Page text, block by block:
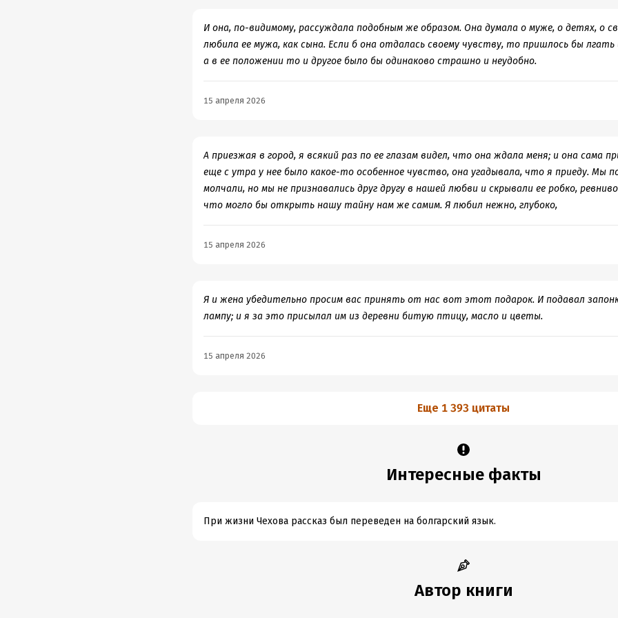
также подтолкнула его к самоотчуждению и бегству от реальности в футляр. Беликова
затянувшаяся депрессия, самостоятельно справиться с которой его психика,
с гипертрофированной тревожностью, оказывается не в состоянии. Такому человеку для
глубинных причин его психологической декомпенсированности, безусловно, требуется
эмоциональной сферы, у него не остается, так как она вся уходит на создание и
«Ах, свобода, свобода! Даже намёк, даже слабая надежда на её возможность даёт
ли?»(А.П.Чехов «Человек в футляре»).
И она, по-видимому, рассуждала подобным же образом. Она думала о муже, о детях, о
любила ее мужа, как сына. Если б она отдалась своему чувству, то пришлось бы лгать
а в ее положении то и другое было бы одинаково страшно и неудобно.
15 апреля 2026
А приезжая в город, я всякий раз по ее глазам видел, что она ждала меня; и она сама
еще с утра у нее было какое-то особенное чувство, она угадывала, что я приеду. Мы
молчали, но мы не признавались друг другу в нашей любви и скрывали ее робко,
что могло бы открыть нашу тайну нам же самим. Я любил нежно, глубоко,
15 апреля 2026
Я и жена убедительно просим вас принять от нас вот этот подарок. И подавал
лампу; и я за это присылал им из деревни битую птицу, масло и цветы.
15 апреля 2026
Еще 1 393 цитаты
Интересные факты
При жизни Чехова рассказ был переведен на болгарский язык.
Автор книги